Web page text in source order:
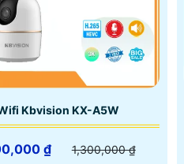
Kbvision KX-A5W
₫ 1,300,000 ₫